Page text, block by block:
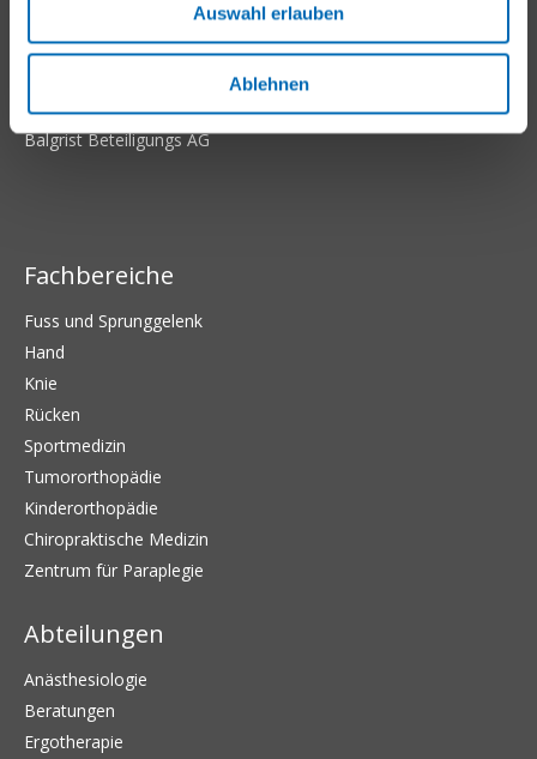
Auswahl erlauben
Ablehnen
Balgrist Tec
Balgrist-Stiftung
Balgrist Beteiligungs AG
Fachbereiche
Fuss und Sprunggelenk
Hand
Knie
Rücken
Sportmedizin
Tumororthopädie
Kinderorthopädie
Chiropraktische Medizin
Zentrum für Paraplegie
Abteilungen
Anästhesiologie
Beratungen
Ergotherapie